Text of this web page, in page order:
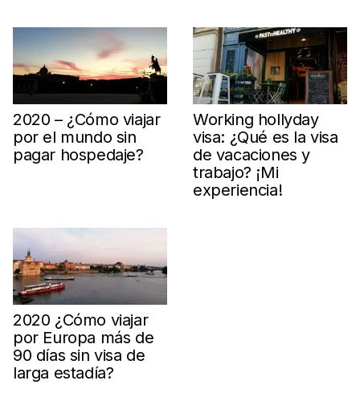
2020 – ¿Cómo viajar
por el mundo sin
pagar hospedaje?
Working hollyday
visa: ¿Qué es la visa
de vacaciones y
trabajo? ¡Mi
experiencia!
2020 ¿Cómo viajar
por Europa más de
90 días sin visa de
larga estadía?